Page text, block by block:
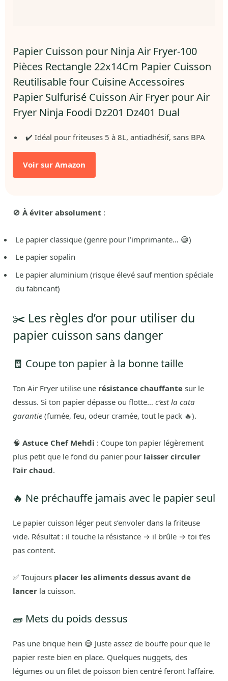
Papier Cuisson pour Ninja Air Fryer-100
Pièces Rectangle 22x14Cm Papier Cuisson
Reutilisable four Cuisine Accessoires
Papier Sulfurisé Cuisson Air Fryer pour Air
Fryer Ninja Foodi Dz201 Dz401 Dual
✔️ Idéal pour friteuses 5 à 8L, antiadhésif, sans BPA
Voir sur Amazon
🚫 À éviter absolument :
Le papier classique (genre pour l’imprimante… 😅)
Le papier sopalin
Le papier aluminium (risque élevé sauf mention spéciale
du fabricant)
✂️ Les règles d’or pour utiliser du
papier cuisson sans danger
🧾 Coupe ton papier à la bonne taille
Ton Air Fryer utilise une résistance chauffante sur le
dessus. Si ton papier dépasse ou flotte… c’est la cata
garantie (fumée, feu, odeur cramée, tout le pack 🔥).
🧠 Astuce Chef Mehdi : Coupe ton papier légèrement
plus petit que le fond du panier pour laisser circuler
l’air chaud.
🔥 Ne préchauffe jamais avec le papier seul
Le papier cuisson léger peut s’envoler dans la friteuse
vide. Résultat : il touche la résistance → il brûle → toi t’es
pas content.
✅ Toujours placer les aliments dessus avant de
lancer la cuisson.
🧱 Mets du poids dessus
Pas une brique hein 😅 Juste assez de bouffe pour que le
papier reste bien en place. Quelques nuggets, des
légumes ou un filet de poisson bien centré feront l’affaire.